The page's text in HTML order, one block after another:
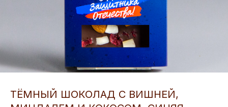
ТЁМНЫЙ ШОКОЛАД С ВИШНЕЙ,